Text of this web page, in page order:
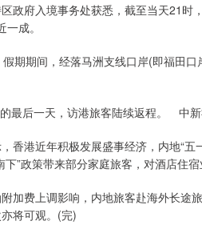
府入境事务处获悉，截至当天21时，
成。
期间，经落马洲支线口岸(即福田口
最后一天，访港旅客陆续返程。 中
港近年积极发展盛事经济，内地“五
”政策带来部分家庭旅客，对酒店住宿
费上调影响，内地旅客赴海外长途
将可观。(完)